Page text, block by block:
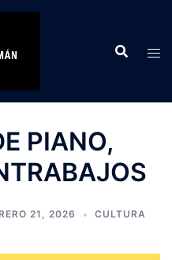
PIANO,
21, 2026 CULTURA